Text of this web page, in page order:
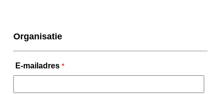
Organisatie
E-mailadres *